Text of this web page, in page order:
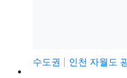
수도권
인천 자월도 광